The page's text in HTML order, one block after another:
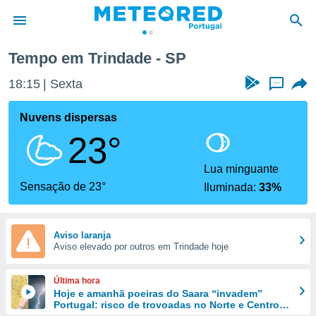
da
foi
fornecidas
a este
das
e
forma
digital
Tempo em Trindade - SP
18:15 Sexta ...
Nuvens dispersas
23°
Sensação de 23°
Lua minguante
Iluminada:33%
Aviso laranja
Aviso elevado por outros em Trindade hoje
Última hora
Hoje e amanhã poeiras do Saara “invadem”
Portugal: risco de trovoadas no Norte e Centro